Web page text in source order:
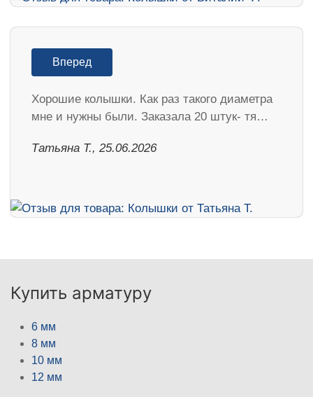
Вперед
Хорошие колышки. Как раз такого диаметра
мне и нужны были. Заказала 20 штук- тя…
Татьяна Т., 25.06.2026
Купить арматуру
6 мм
8 мм
10 мм
12 мм